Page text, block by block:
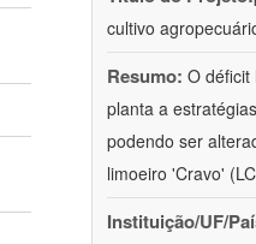
cultivo
Resumo: O déficit
planta a
podendo ser
limoeiro 'Cravo'
Instituição/UF/